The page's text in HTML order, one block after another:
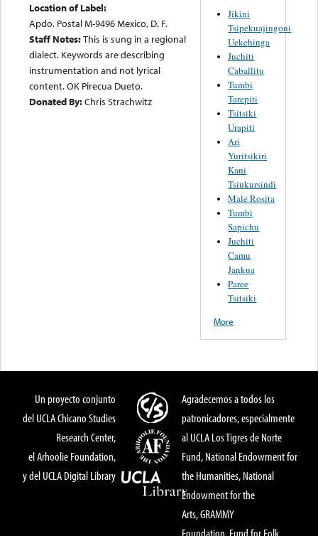
Location of Label:
Apdo. Postal M-9496 Mexico, D. F.
Staff Notes:This is sung in a regional
dialect. Keywords are describing
instrumentation and not lyrical
content. OK Pirecua Dueto.
Donated By:Chris Strachwitz
Jikini
Tsipekuajingoni
Uekehinga
Juchiti
Caballitu
Tumbi
Tarepiti
Tsitsiki
Urapiti
Ari
Yuritsikiri
Kani
Tsiukursindi
Male Rosita
Tumbi
Sapichu
Juchiti
Camu
Jankua
Paree
Tsitsiki
More
Un proyecto conjunto
del UCLA Chicano Studies
Research Center,
el Arhoolie Foundation,
y del UCLA Digital Library
Agradecemos a todos los
patronicadores, especialmente
al UCLA Los Tigres de Norte
Fund, National Endowment for
the Humanities, National
Endowment for the
Arts, GRAMMY
Foundation, Fund for Folk